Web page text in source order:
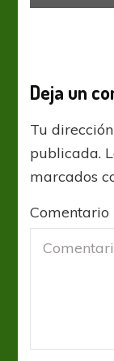
Deja un
Tu
publicada.
marcados
Comentario